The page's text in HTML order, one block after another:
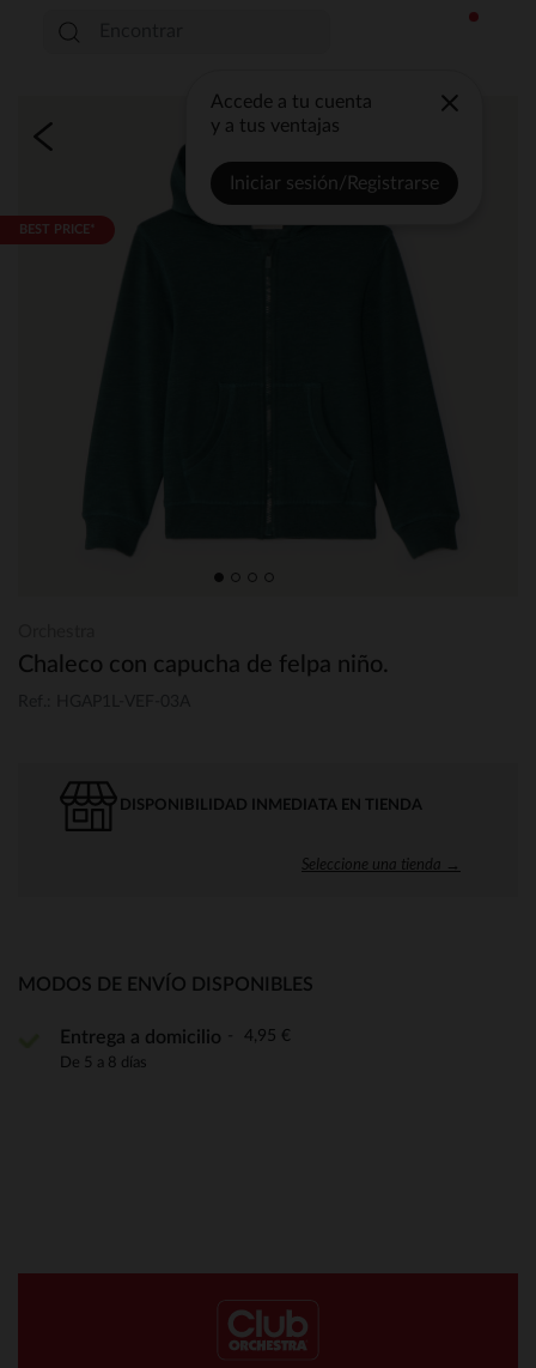
Accede a tu cuenta
y a tus ventajas
Iniciar sesión/Registrarse
BEST PRICE*
Chaleco con capucha de felpa niño.
DISPONIBILIDAD INMEDIATA EN TIENDA
Seleccione una tienda →
MODOS DE ENVÍO DISPONIBLES
Entrega a domicilio 4,95 €
De 5 a 8 días